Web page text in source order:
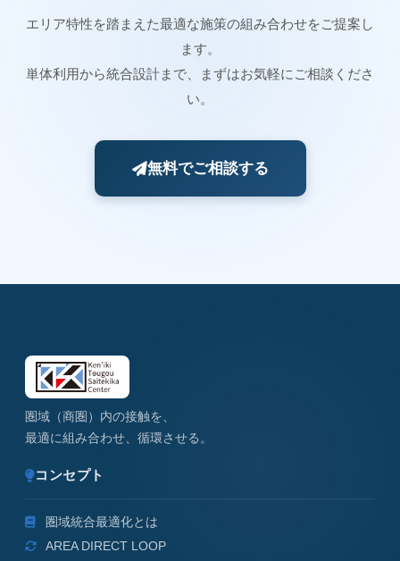
エリア特性を踏まえた最適な施策の組み合わせをご提案し
ます。
単体利用から統合設計まで、まずはお気軽にご相談くださ
い。
無料でご相談する
圏域（商圏）内の接触を、
最適に組み合わせ、循環させる。
コンセプト
圏域統合最適化とは
AREA DIRECT LOOP